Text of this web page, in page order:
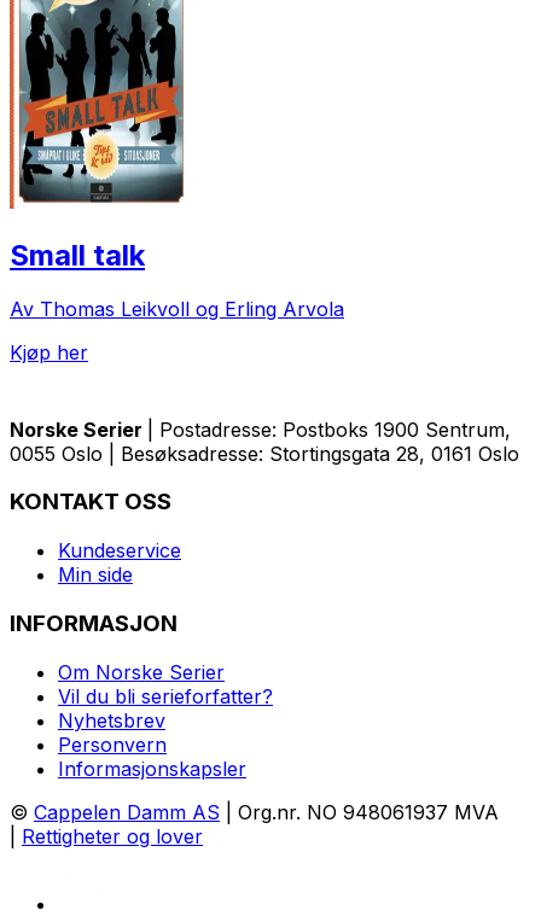
Small talk
Av Thomas Leikvoll og Erling Arvola
Kjøp her
Norske Serier
| Postadresse: Postboks 1900 Sentrum,
0055 Oslo | Besøksadresse: Stortingsgata 28, 0161 Oslo
KONTAKT OSS
Kundeservice
Min side
INFORMASJON
Om Norske Serier
Vil du bli serieforfatter?
Nyhetsbrev
Personvern
Informasjonskapsler
© Cappelen Damm AS | Org.nr. NO 948061937 MVA
Rettigheter og lover